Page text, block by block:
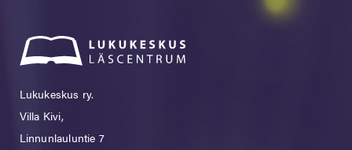
Lukukeskus ry.
Villa Kivi,
Linnunlauluntie 7